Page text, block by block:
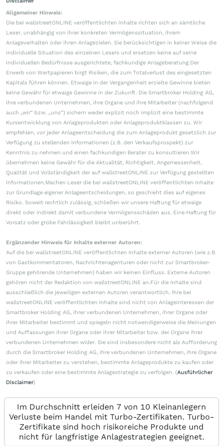
Allgemeiner Hinweis:
Die bei wallstreetONLINE veröffentlichten Inhalte richten sich an sämtliche
Leser, unabhängig von ihrer konkreten Vermögenssituation, ihrem
Anlageverhalten oder ihren Anlagezielen. Sie berücksichtigen in keiner Weise die
individuelle Situation des einzelnen Lesers und ersetzen keine auf seine
individuellen Bedürfnisse ausgerichtete, fachkundige Anlageberatung.Der
Erwerb von Wertpapieren birgt Risiken, die zum Totalverlust des eingesetzten
Kapitals führen können. Etwaige in der Vergangenheit erzielte Gewinne bieten
keine Gewähr für etwaige Gewinne in der Zukunft. Die Smartbroker Holding AG,
ihre verbundenen Unternehmen, ihre Organe und ihre Mitarbeiter (nachfolgend
auch „wir“ bzw. „uns“) sichern weder explizit noch implizit eine bestimmte
Kursentwicklung von Anlageprodukten oder Anlageproduktklassen zu. Wir
empfehlen, vor jeder Anlageentscheidung die zum Anlageprodukt gesetzlich zur
Verfügung zu stellenden Informationen (z.B. den Verkaufsprospekt) zur
Kenntnis zu nehmen und einen fachkundigen Berater zu konsultieren.Wir
übernehmen keine Gewähr für die Aktualität, Richtigkeit, Angemessenheit,
Qualität und Vollständigkeit der auf wallstreetONLINE zur Verfügung gestellten
Informationen.Machen Leser die bei wallstreetONLINE veröffentlichten Inhalte
zur Grundlage eigener Anlageentscheidungen, so geschieht dies auf eigenes
Risiko. Soweit rechtlich zulässig, schließen wir unsere Haftung für etwaige
direkt oder indirekt damit verbundene Vermögensschäden aus. Eine Haftung für
Vorsatz oder grobe Fahrlässigkeit bleibt unberührt.
Ergänzender Hinweis für Inhalte externer Autoren:
Auf die bei wallstreetONLINE veröffentlichten Inhalte externer Autoren (wie z.B.
von Gastkommentatoren, Nachrichtenagenturen oder nicht zur Smartbroker-
Gruppe gehörende Unternehmen) haben wir keinen Einfluss. Externe Autoren
gehören nicht der Redaktion von wallstreetONLINE an.Für die Inhalte sind
ausschließlich die jeweiligen externen Autoren verantwortlich. Ihre bei
wallstreetONLINE veröffentlichten Inhalte sind nicht von Anlageinteressen der
Smartbroker Holding AG, ihrer verbundenen Unternehmen, ihrer Organe oder
ihrer Mitarbeiter bestimmt und spiegeln nicht notwendigerweise die Meinungen
und Auffassungen ihrer Organe oder ihrer Mitarbeiter bzw. der Organe ihrer
verbundenen Unternehmen wider. Sie sind insbesondere nicht als Aufforderung
durch die Smartbroker Holding AG, ihre verbundenen Unternehmen, ihre Organe
oder ihrer Mitarbeiter zu verstehen, bestimmte Anlageprodukte zu kaufen oder
zu verkaufen oder eine bestimmte Anlagestrategie zu verfolgen. (Ausführlicher
Disclaimer)
Im Durchschnitt erleiden 7 von 10 Kleinanlegern
Verluste beim Handel mit Turbo-Zertifikaten. Turbo-
Zertifikate sind hoch risikoreiche Produkte und
nicht für langfristige Anlagestrategien geeignet.